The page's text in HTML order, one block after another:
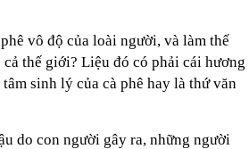
vô độ của loài người, và làm thế
thế giới? Liệu đó có phải cái hương
sinh lý của cà phê hay là thứ văn
do con người gây ra, những người